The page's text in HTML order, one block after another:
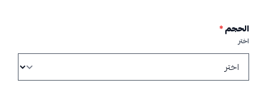
الحجم*
اختر